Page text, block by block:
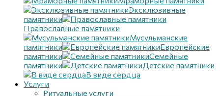
Эксклюзивные
памятники
Православные памятники
Мусульманские
памятники
Европейские
памятники
Семейные
памятники
Детские памятники
В виде сердца
Услуги
Ритуальные услуги